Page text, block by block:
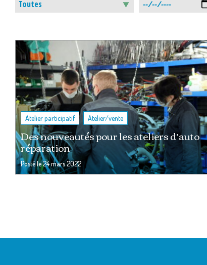
Atelier participatif , Atelier/vente
Des nouveautés pour les ateliers d’auto
réparation
Posté le24 mars 2022